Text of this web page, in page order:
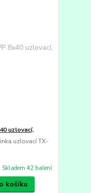
uzlovací,
uzlovací TX-
Skladem 42 balení
košíku